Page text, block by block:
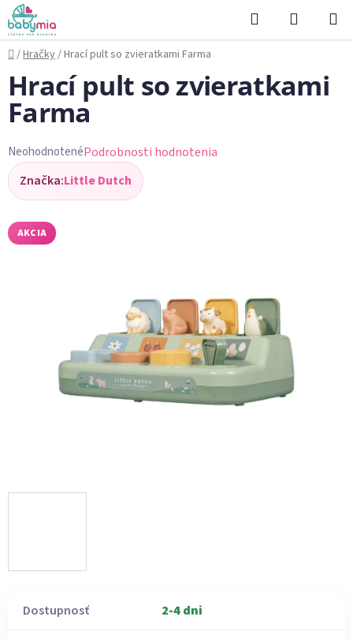
Prejsť
na
obsah
Hľadať
KOŠÍK
Domov
/Hračky/Hrací pult so zvieratkami Farma
Dostupnosť 2-4 dni
Hrací pult so zvieratkami
Farma
Priemerné
hodnotenie
produktu
je
0,0
NeohodnotenéPodrobnosti hodnotenia
Značka:Little Dutch
AKCIA